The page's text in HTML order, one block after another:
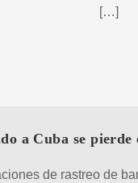
[…]
a Cuba se pierde
de rastreo de